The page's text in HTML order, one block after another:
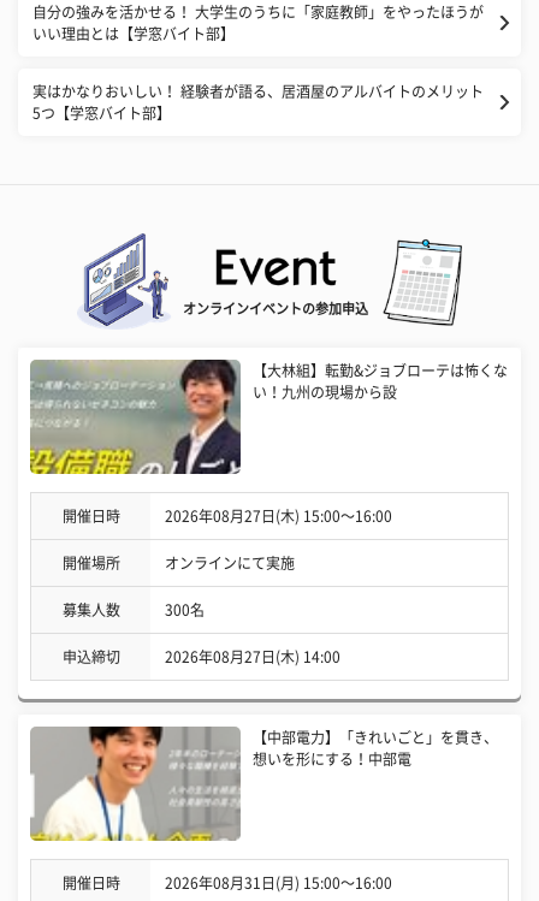
自分の強みを活かせる！ 大学生のうちに「家庭教師」をやったほうが
いい理由とは【学窓バイト部】
実はかなりおいしい！ 経験者が語る、居酒屋のアルバイトのメリット
5つ【学窓バイト部】
オンラインイベントの参加申込
【大林組】転勤&ジョブローテは怖くな
い！九州の現場から設
開催日時 2026年08月27日(木) 15:00〜16:00
開催場所 オンラインにて実施
募集人数 300名
申込締切 2026年08月27日(木) 14:00
【中部電力】「きれいごと」を貫き、
想いを形にする！中部電
開催日時 2026年08月31日(月) 15:00〜16:00